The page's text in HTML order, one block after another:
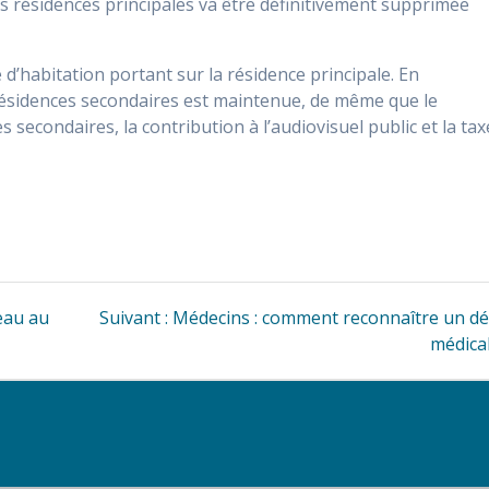
portant sur la résidence principale. En
secondaires est maintenue, de même que le
la contribution à l’audiovisuel public et la
au Suivant : Article
Médecins : comment reconnaître un